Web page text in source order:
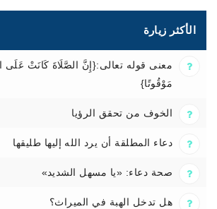
الأكثر زيارة
معنى قوله تعالى:{إِنَّ الصَّلَاةَ كَانَتْ عَلَى
مَوْقُوتًا}
الخوف من تحقق الرؤيا
دعاء المطلقة أن يرد الله إليها طليقها
صحة دعاء: «يا مسهل الشديد»
هل تدخل الهبة في الميراث؟